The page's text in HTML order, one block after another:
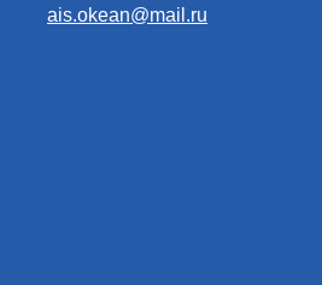
ais.okean@mail.ru